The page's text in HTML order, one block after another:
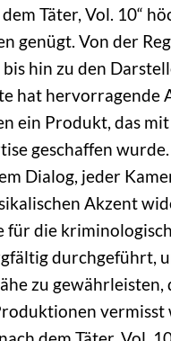
dem Täter, Vol. 10“
genügt. Von der
hin zu den
hat hervorragende
ein Produkt, das
geschaffen
Dialog, jeder
Akzent
für die
durchgeführt,
zu gewährleisten,
vermisst